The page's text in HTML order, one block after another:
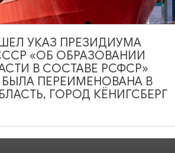
УКАЗ ПРЕЗИДИУМА
«ОБ ОБРАЗОВАНИИ
В СОСТАВЕ РСФСР»
ПЕРЕИМЕНОВАНА В
ГОРОД КЁНИГСБЕРГ